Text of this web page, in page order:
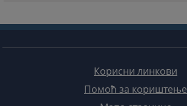
Корисни линкови
Помоћ за кориштење